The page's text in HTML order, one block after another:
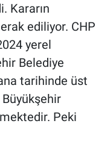
Kararın
ediliyor. CHP
yerel
Belediye
tarihinde üst
Peki